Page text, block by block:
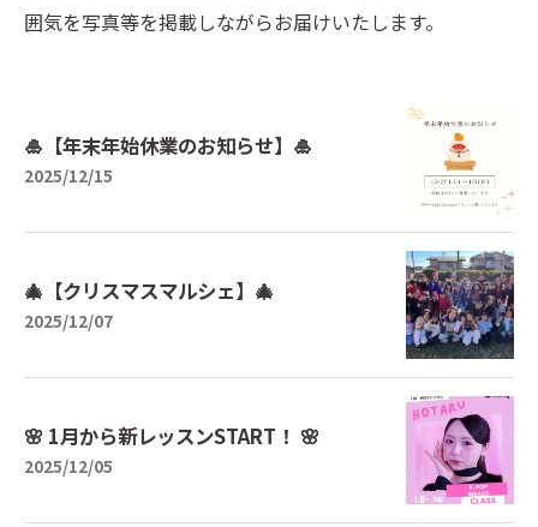
囲気を写真等を掲載しながらお届けいたします。
🎍【年末年始休業のお知らせ】🎍
2025/12/15
🎄【クリスマスマルシェ】🎄
2025/12/07
🌸 1月から新レッスンSTART！ 🌸
2025/12/05